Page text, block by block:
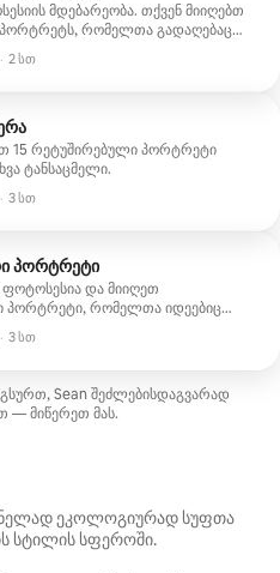
მდებარეობა. თქვენ მიიღებთ
რომელთა გადაღებაც
მაქსიმუმ 3 გარდერობის
· 2 სთ
15 რეტუშირებული პორტრეტი
ტანსაცმელი.
· 3 სთ
პორტრეტი
და მიიღეთ
პორტრეტი, რომელთა იდეებიც
· 3 სთ
Sean შეძლებისდაგვარად
— მიწერეთ მას.
ეკოლოგიურად სუფთა
სტილის სფეროში.